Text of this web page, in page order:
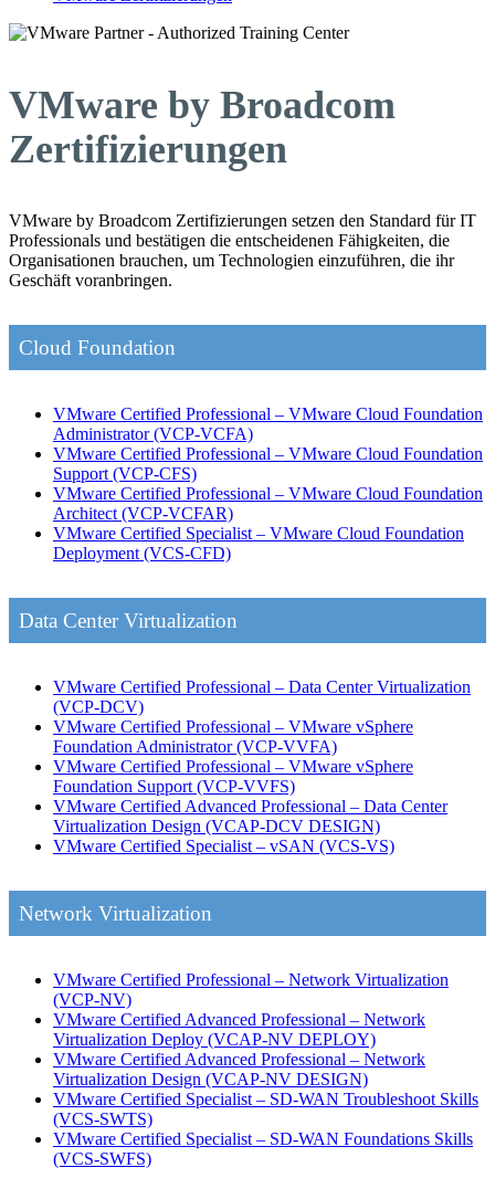
VMware by Broadcom
Zertifizierungen
VMware by Broadcom Zertifizierungen setzen den Standard für IT
Professionals und bestätigen die entscheidenen Fähigkeiten, die
Organisationen brauchen, um Technologien einzuführen, die ihr
Geschäft voranbringen.
Cloud Foundation
VMware Certified Professional – VMware Cloud Foundation
Administrator(VCP-VCFA)
VMware Certified Professional – VMware Cloud Foundation
Support (VCP-CFS)
VMware Certified Professional – VMware Cloud Foundation
Architect (VCP-VCFAR)
VMware Certified Specialist – VMware Cloud Foundation
Deployment (VCS-CFD)
Data Center Virtualization
VMware Certified Professional – Data Center Virtualization
(VCP-DCV)
VMware Certified Professional – VMware vSphere
Foundation Administrator(VCP-VVFA)
VMware Certified Professional – VMware vSphere
Foundation Support (VCP-VVFS)
VMware Certified Advanced Professional – Data Center
Virtualization Design (VCAP-DCV DESIGN)
VMware Certified Specialist – vSAN (VCS-VS)
Network Virtualization
VMware Certified Professional – Network Virtualization
(VCP-NV)
VMware Certified Advanced Professional – Network
Virtualization Deploy (VCAP-NV DEPLOY)
VMware Certified Advanced Professional – Network
Virtualization Design (VCAP-NV DESIGN)
VMware Certified Specialist – SD-WAN Troubleshoot Skills
(VCS-SWTS)
VMware Certified Specialist – SD-WAN Foundations Skills
(VCS-SWFS)